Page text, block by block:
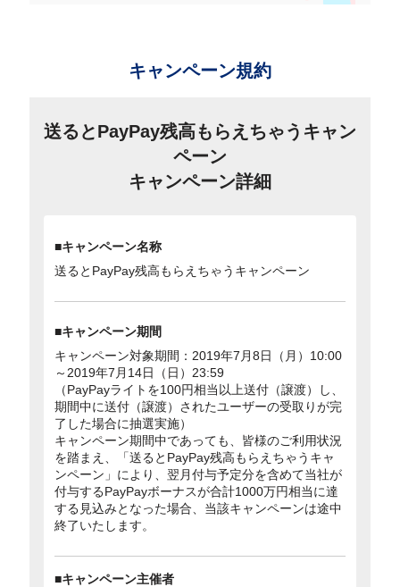
キャンペーン規約
送るとPayPay残高もらえちゃうキャン
ペーン
キャンペーン詳細
■キャンペーン名称
送るとPayPay残高もらえちゃうキャンペーン
■キャンペーン期間
キャンペーン対象期間：2019年7月8日（月）10:00
～2019年7月14日（日）23:59
（PayPayライトを100円相当以上送付（譲渡）し、
期間中に送付（譲渡）されたユーザーの受取りが完
了した場合に抽選実施）
キャンペーン期間中であっても、皆様のご利用状況
を踏まえ、「送るとPayPay残高もらえちゃうキャ
ンペーン」により、翌月付与予定分を含めて当社が
付与するPayPayボーナスが合計1000万円相当に達
する見込みとなった場合、当該キャンペーンは途中
終了いたします。
■キャンペーン主催者